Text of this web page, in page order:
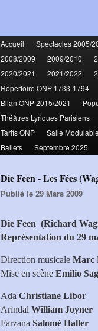
Accueil Spectacles 2005/
2008/2009
2009/2010
2020/2021
2021/2022
Répertoire ONP 1733-1794
Bilan ONP 2015/2021
Théâtres Lyriques Parisiens
Tarifs ONP
Salle Modulable
Ballets
Septembre 2025
Die Feen - Les Fées
Publié le 29 Mars 2009
Die Feen (Richard
Représentation du 29
Direction musicale Marc
Mise en scène Emilio
Ada Christiane Libor
Arindal William
Farzana